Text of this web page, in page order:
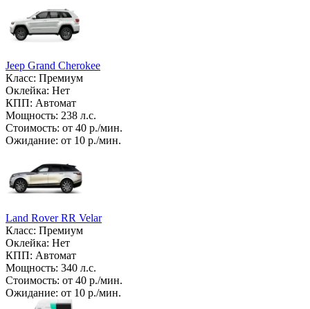
Jeep Grand Cherokee
Класс: Премиум
Оклейка: Нет
КПП: Автомат
Мощность: 238 л.с.
Стоимость: от 40 р./мин.
Ожидание: от 10 р./мин.
Land Rover RR Velar
Класс: Премиум
Оклейка: Нет
КПП: Автомат
Мощность: 340 л.с.
Стоимость: от 40 р./мин.
Ожидание: от 10 р./мин.